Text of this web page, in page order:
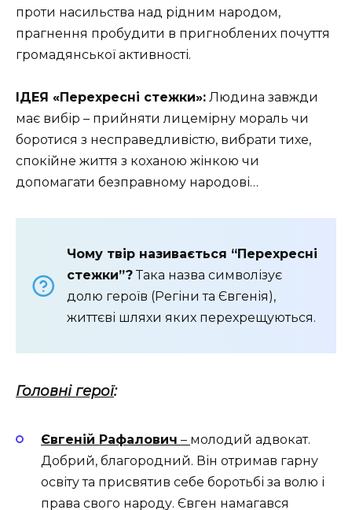
проти насильства над рідним народом,
прагнення пробудити в пригноблених почуття
громадянської активності.
ІДЕЯ «Перехресні стежки»: Людина завжди
має вибір – прийняти лицемірну мораль чи
боротися з несправедливістю, вибрати тихе,
спокійне життя з коханою жінкою чи
допомагати безправному народові…
Чому твір називається “Перехресні
стежки”?Така назва символізує
долю героїв (Регіни та Євгенія),
життєві шляхи яких перехрещуються.
Головні герої:
Євгеній Рафалович – молодий адвокат.
Добрий, благородний. Він отримав гарну
освіту та присвятив себе боротьбі за волю і
права свого народу. Євген намагався